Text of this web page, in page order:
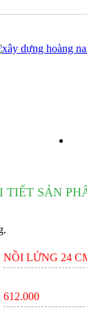
TIẾT SẢN
NỒI LỬNG 24
612.000